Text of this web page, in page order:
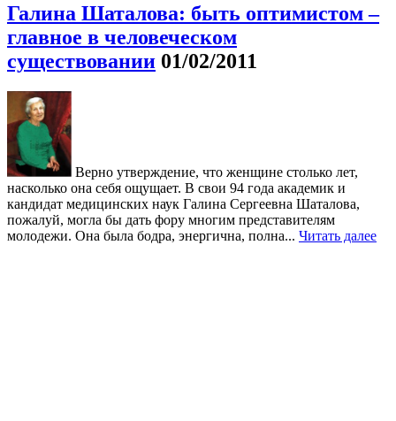
Галина Шаталова: быть оптимистом –
главное в человеческом
существовании 01/02/2011
Верно утверждение, что женщине столько лет,
насколько она себя ощущает. В свои 94 года академик и
кандидат медицинских наук Галина Сергеевна Шаталова,
пожалуй, могла бы дать фору многим представителям
молодежи. Она была бодра, энергична, полна... Читать далее